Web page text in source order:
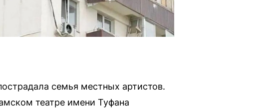
семья местных артистов.
театре имени Туфана